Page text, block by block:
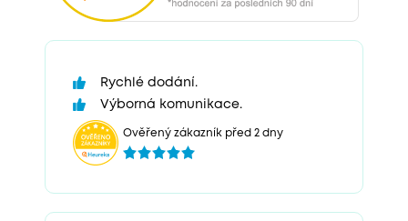
Rychlé dodání.
Výborná komunikace.
Ověřený zákazník před 2 dny